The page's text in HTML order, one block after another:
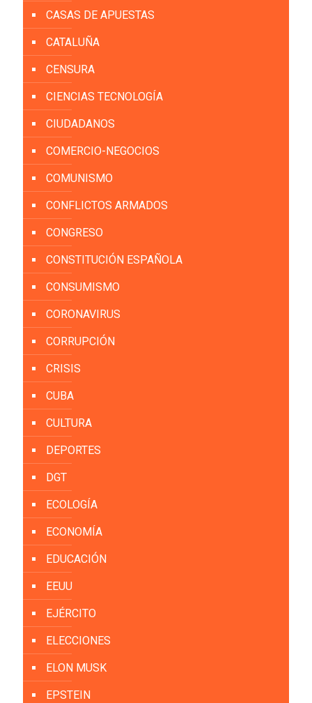
CASAS DE APUESTAS
CATALUÑA
CENSURA
CIENCIAS TECNOLOGÍA
CIUDADANOS
COMERCIO-NEGOCIOS
COMUNISMO
CONFLICTOS ARMADOS
CONGRESO
CONSTITUCIÓN ESPAÑOLA
CONSUMISMO
CORONAVIRUS
CORRUPCIÓN
CRISIS
CUBA
CULTURA
DEPORTES
DGT
ECOLOGÍA
ECONOMÍA
EDUCACIÓN
EEUU
EJÉRCITO
ELECCIONES
ELON MUSK
EPSTEIN